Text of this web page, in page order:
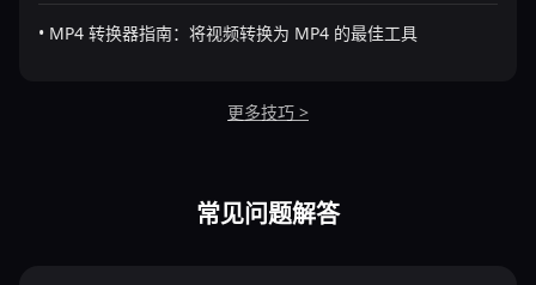
• MP4 转换器指南：将视频转换为 MP4 的最佳工具
更多技巧 >
常见问题解答